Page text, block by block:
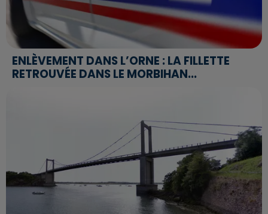
ENLÈVEMENT DANS L’ORNE : LA FILLETTE
RETROUVÉE DANS LE MORBIHAN...